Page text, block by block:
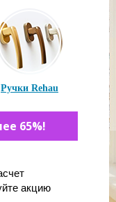
70%!
акцию
70%!
акцию
Ручки Rehau
65%!
акцию